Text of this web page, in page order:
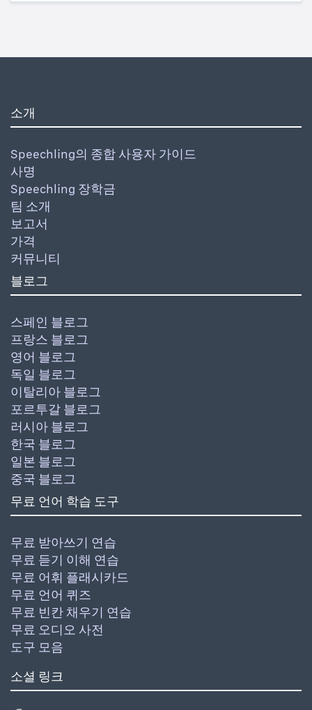
소개
Speechling의 종합 사용자 가이드
사명
Speechling 장학금
팀 소개
보고서
가격
커뮤니티
블로그
스페인 블로그
프랑스 블로그
영어 블로그
독일 블로그
이탈리아 블로그
포르투갈 블로그
러시아 블로그
한국 블로그
일본 블로그
중국 블로그
무료 언어 학습 도구
무료 받아쓰기 연습
무료 듣기 이해 연습
무료 어휘 플래시카드
무료 언어 퀴즈
무료 빈칸 채우기 연습
무료 오디오 사전
도구 모음
소셜 링크